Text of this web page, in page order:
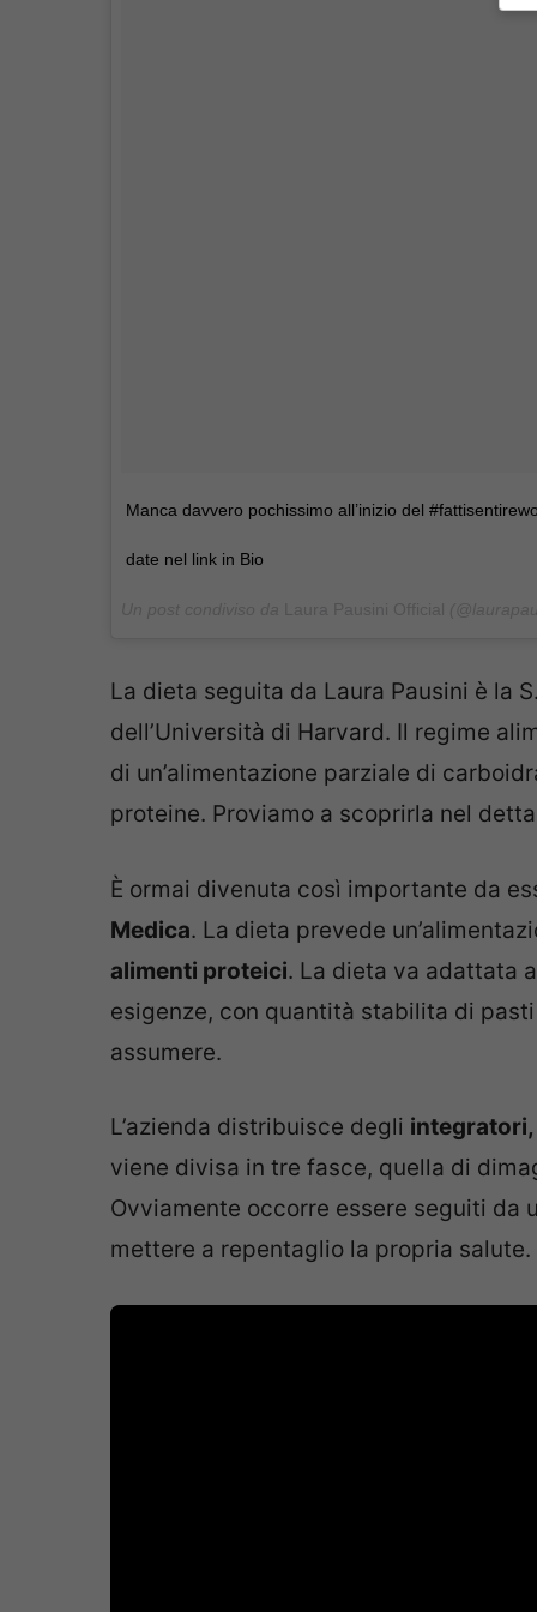
Manca davvero pochissimo all’inizio del
date nel link in Bio
La dieta seguita da Laura Pausini è la
dell’Università di Harvard. Il regime
di un’alimentazione parziale di
proteine. Proviamo a scoprirla nel
È ormai divenuta così importante da
Medica. La dieta prevede
alimenti proteici. La dieta va adattata
esigenze, con quantità stabilita di
assumere.
L’azienda distribuisce degli integratori,
viene divisa in tre fasce, quella di
Ovviamente occorre essere seguiti da
mettere a repentaglio la propria salute.